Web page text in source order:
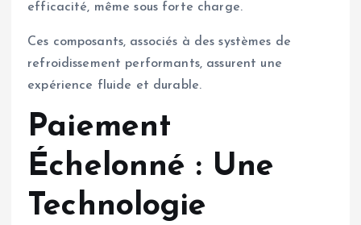
efficacité, même sous forte charge.
Ces composants, associés à des systèmes de
refroidissement performants, assurent une
expérience fluide et durable.
Paiement
Échelonné : Une
Technologie